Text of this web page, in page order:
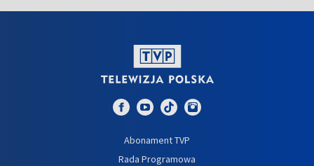
Abonament TVP
Rada Programowa